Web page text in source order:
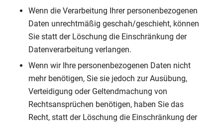
Wenn die Verarbeitung Ihrer personenbezogenen
Daten unrechtmäßig geschah/geschieht, können
Sie statt der Löschung die Einschränkung der
Datenverarbeitung verlangen.
Wenn wir Ihre personenbezogenen Daten nicht
mehr benötigen, Sie sie jedoch zur Ausübung,
Verteidigung oder Geltendmachung von
Rechtsansprüchen benötigen, haben Sie das
Recht, statt der Löschung die Einschränkung der